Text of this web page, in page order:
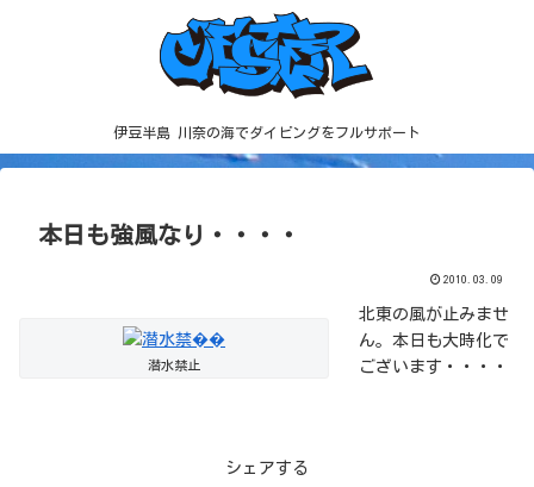
伊豆半島 川奈の海でダイビングをフルサポート
本日も強風なり・・・・
2010.03.09
潜水禁止
北東の風が止みませ
ん。本日も大時化で
ございます・・・・
シェアする